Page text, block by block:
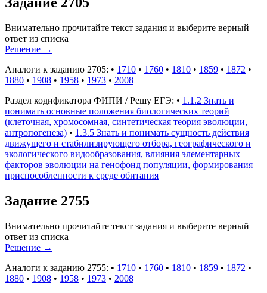
Внимательно прочитайте текст задания и выберите верный
ответ из списка
Решение →
Аналоги к заданию 2705: • 1710 • 1760 • 1810 • 1859 • 1872 •
1880 • 1908 • 1958 • 1973 • 2008
Раздел кодификатора ФИПИ / Решу ЕГЭ: • 1.1.2 Знать и
понимать основные положения биологических теорий
(клеточная, хромосомная, синтетическая теория эволюции,
антропогенеза) • 1.3.5 Знать и понимать сущность действия
движущего и стабилизирующего отбора, географического и
экологического видообразования, влияния элементарных
факторов эволюции на генофонд популяции, формирования
приспособленности к среде обитания
Задание 2755
Внимательно прочитайте текст задания и выберите верный
ответ из списка
Решение →
Аналоги к заданию 2755: • 1710 • 1760 • 1810 • 1859 • 1872 •
1880 • 1908 • 1958 • 1973 • 2008